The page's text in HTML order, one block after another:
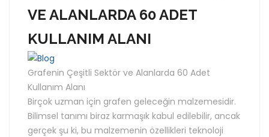
VE ALANLARDA 60 ADET
KULLANIM ALANI
Grafenin Çeşitli Sektör ve Alanlarda 60 Adet
Kullanım Alanı
Birçok uzman için grafen geleceğin malzemesidir.
Bilimsel tanımı biraz karmaşık kabul edilebilir, ancak
gerçek şu ki, bu malzemenin özellikleri teknoloji